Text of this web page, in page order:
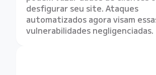
desfigurar seu site. Ataques
automatizados agora visam
vulnerabilidades negligenciadas.